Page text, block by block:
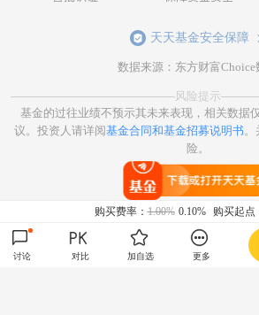
天天基金安全保障
数据来源：东方财富Choice
风险提示
基金的过往业绩不预示其未来表现，相关数据
议。投资人请详阅基金合同和基金招募说明书。
险。
购买费率：1.00% 0.10% 购买起点
讨论 对比 加自选 更多
打开天天基金